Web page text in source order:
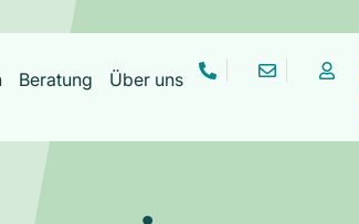
Beratung Über uns